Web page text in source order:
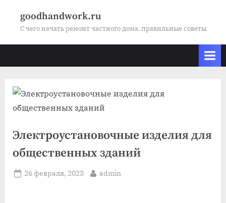
goodhandwork.ru
С чего начать ремонт частного дома, правильные советы
Электроустановочные изделия для
общественных зданий
Posted
26 февраля, 2023 By
admin